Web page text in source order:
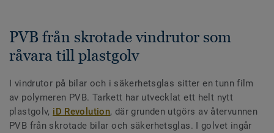
PVB från skrotade vindrutor som
råvara till plastgolv
I vindrutor på bilar och i säkerhetsglas sitter en tunn film
av polymeren PVB. Tarkett har utvecklat ett helt nytt
plastgolv, iD Revolution, där grunden utgörs av återvunnen
PVB från skrotade bilar och säkerhetsglas. I golvet ingår